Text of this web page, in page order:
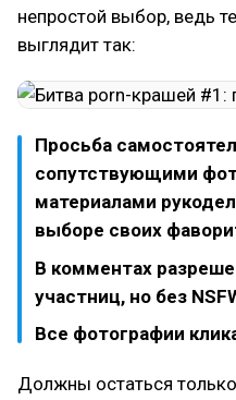
непростой выбор, ведь
выглядит так:
Просьба
сопутствующими
материалами
выборе своих
В комментах
участниц, но без
Все фотографии
Должны остаться